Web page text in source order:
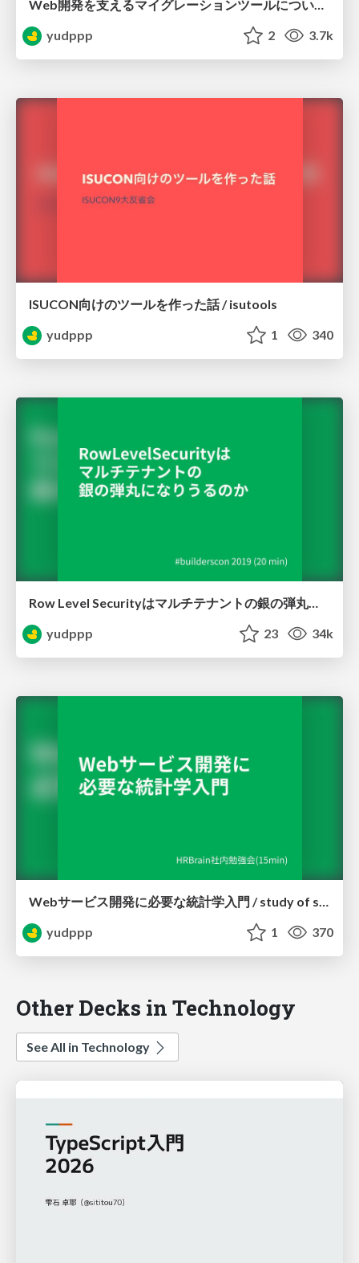
Web開発を支えるマイグレーションツールについて / sqldef introduction for psql users
yudppp
2 3.7k
ISUCON向けのツールを作った話 / isutools
yudppp
1 340
Row Level Securityはマルチテナントの銀の弾丸になりうるのか / Row Level Security is silver bullet for multitenancy?
yudppp
23 34k
Webサービス開発に必要な統計学入門 / study of statistics for web developers
yudppp
1 370
Other Decks in Technology
See All in Technology